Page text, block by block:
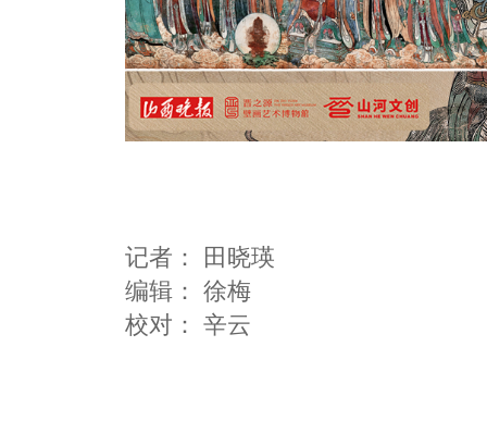
记者：
田晓瑛
编辑： 徐梅